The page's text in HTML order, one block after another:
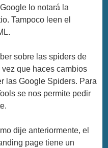
lo notará la
Tampoco leen el
sobre las spiders de
que haces cambios
las Google Spiders. Para
se nos permite pedir
dije anteriormente, el
page tiene un